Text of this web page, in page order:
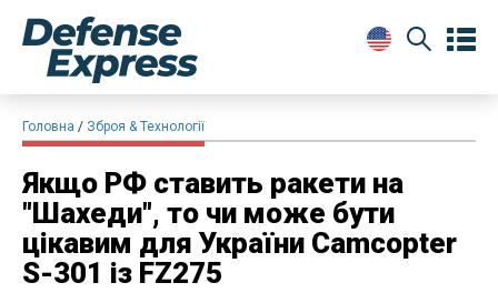
Головна Зброя & Технології
Якщо РФ ставить ракети на
"Шахеди", то чи може бути
цікавим для України Camcopter
S-301 із FZ275